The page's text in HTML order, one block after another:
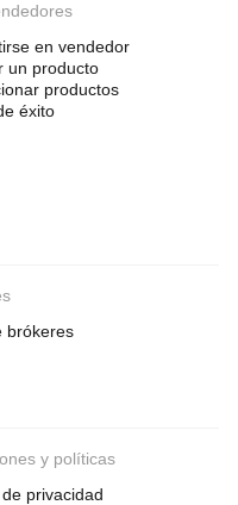
en vendedor
un producto
productos
éxito
brókeres
y políticas
privacidad